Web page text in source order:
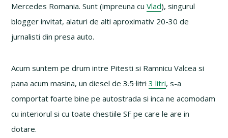
Mercedes Romania. Sunt (impreuna cuVlad), singurul
blogger invitat, alaturi de alti aproximativ 20-30 de
jurnalisti din presa auto.
Acum suntem pe drum intre Pitesti si Ramnicu Valcea si
pana acum masina, un diesel de3.5 litri 3 litri, s-a
comportat foarte bine pe autostrada si inca ne acomodam
cu interiorul si cu toate chestiile SF pe care le are in
dotare.